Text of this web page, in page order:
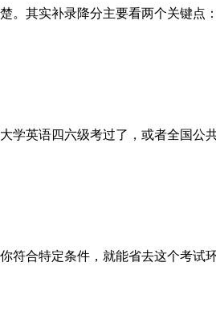
。其实补录降分主要看两个关键点
英语四六级考过了，或者全国公
符合特定条件，就能省去这个考试